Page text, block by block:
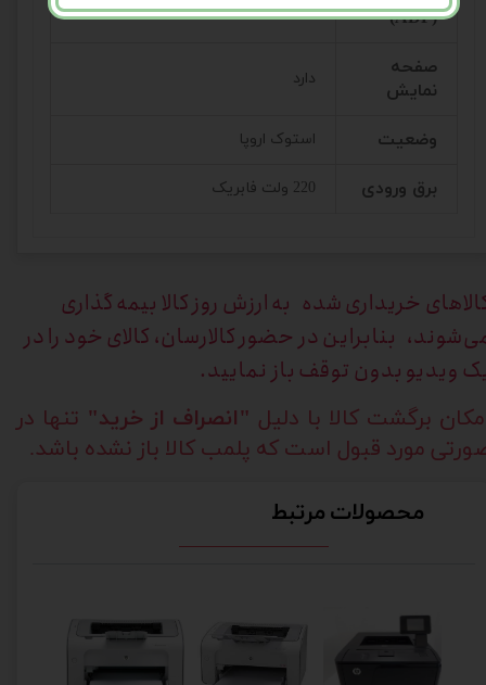
(ADF)
صفحه
نمایش
دارد
وضعیت استوک اروپا
برق ورودی 220 ولت فابریک
خریداریشده به ارزش روز کالا بیمه گذاری
بنابراین در حضور کالارسان، کالای خود را در
ویدیو بدون توقف باز نمایید.
برگشت کالا با دلیل "انصراف از خرید" تنها در
مورد قبول است که پلمب کالا باز نشده باشد.
محصولات مرتبط